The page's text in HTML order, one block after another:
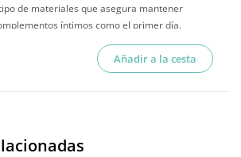
de materiales que asegura mantener
íntimos como el primer día.
Añadir a la cesta